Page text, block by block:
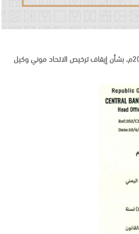
أصدر محافظ البنك المركزي أ. أحمد أحمد غالب قرار رقم (11) لعام 2026م، بشأن إيقاف ترخيص الاتحاد موني وكيل